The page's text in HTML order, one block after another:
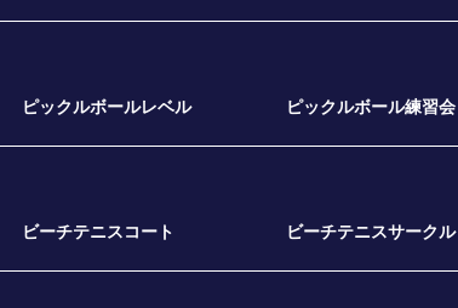
ピックルボールレベル ピックルボール練習会
ビーチテニスコート ビーチテニスサークル